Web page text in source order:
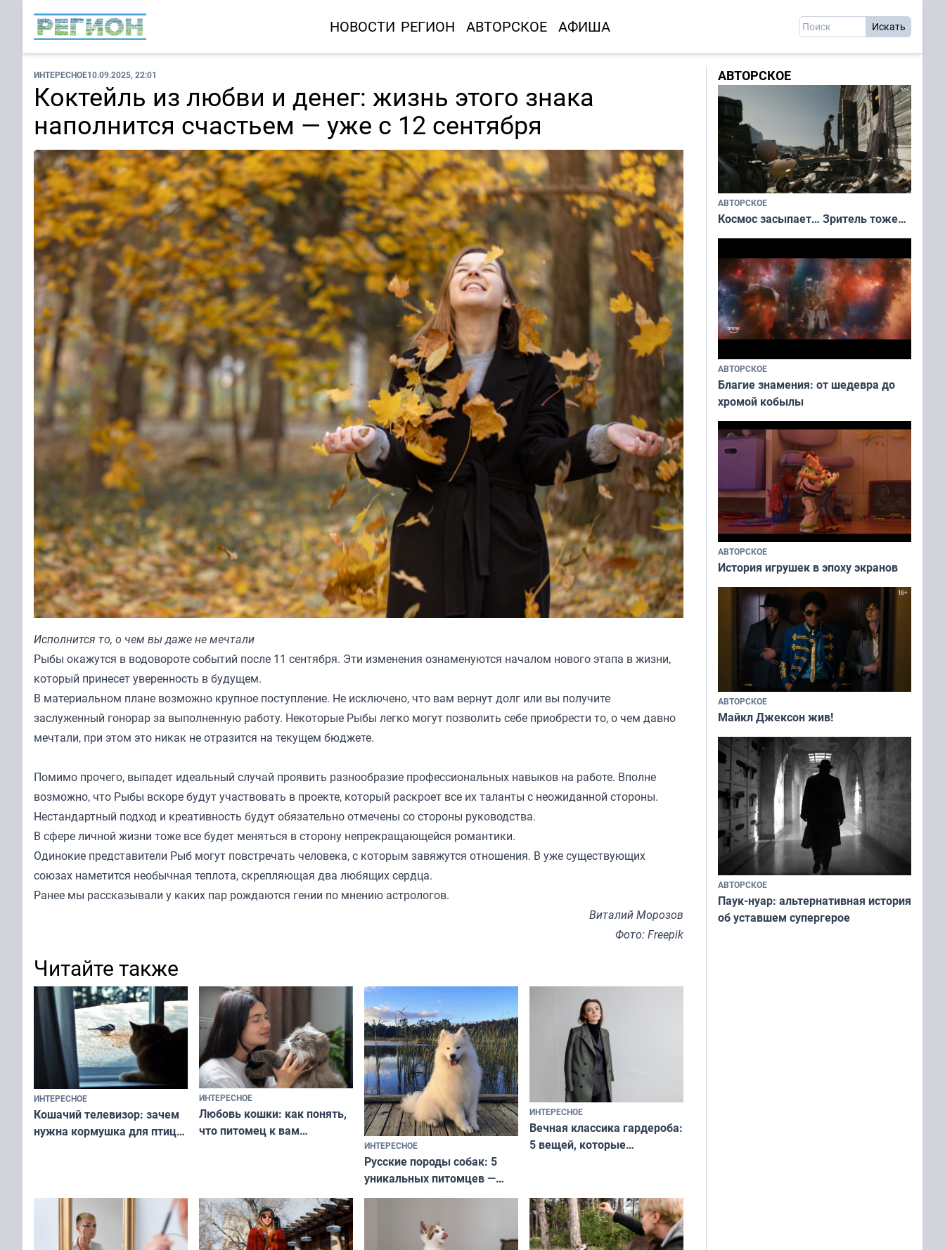
НОВОСТИ РЕГИОН АВТОРСКОЕ АФИША
ИНТЕРЕСНОЕ10.09.2025, 22:01
Коктейль из любви и денег: жизнь этого знака
наполнится счастьем — уже с 12 сентября
Исполнится то, о чем вы даже не мечтали
Рыбы окажутся в водовороте событий после 11 сентября. Эти изменения ознаменуются началом нового этапа в жизни,
который принесет уверенность в будущем.
В материальном плане возможно крупное поступление. Не исключено, что вам вернут долг или вы получите
заслуженный гонорар за выполненную работу. Некоторые Рыбы легко могут позволить себе приобрести то, о чем давно
мечтали, при этом это никак не отразится на текущем бюджете.
Помимо прочего, выпадет идеальный случай проявить разнообразие профессиональных навыков на работе. Вполне
возможно, что Рыбы вскоре будут участвовать в проекте, который раскроет все их таланты с неожиданной стороны.
Нестандартный подход и креативность будут обязательно отмечены со стороны руководства.
В сфере личной жизни тоже все будет меняться в сторону непрекращающейся романтики.
Одинокие представители Рыб могут повстречать человека, с которым завяжутся отношения. В уже существующих
союзах наметится необычная теплота, скрепляющая два любящих сердца.
Ранее мы рассказывали у каких пар рождаются гении по мнению астрологов.
Виталий Морозов
Фото: Freepik
Читайте также
ИНТЕРЕСНОЕ
Кошачий телевизор: зачем
нужна кормушка для птиц
ИНТЕРЕСНОЕ
Любовь кошки: как понять,
что питомец к вам
ИНТЕРЕСНОЕ
Русские породы собак: 5
уникальных питомцев —
национальные сокровища
и характером
ИНТЕРЕСНОЕ
Вечная классика гардероба:
5 вещей, которые
и актуально в любой сезон
АВТОРСКОЕ
АВТОРСКОЕ
Космос засыпает… Зритель тоже…
АВТОРСКОЕ
Благие знамения: от шедевра до
хромой кобылы
АВТОРСКОЕ
История игрушек в эпоху экранов
АВТОРСКОЕ
Майкл Джексон жив!
АВТОРСКОЕ
Паук-нуар: альтернативная история
об уставшем супергерое